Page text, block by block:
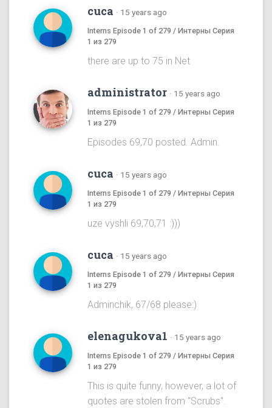
cuca · 15 years ago
Interns Episode 1 of 279 / Интерны Серия
1 из 279
there are up to 75 in Net
administrator · 15 years ago
Interns Episode 1 of 279 / Интерны Серия
1 из 279
Episodes 69,70 posted. Admin.
cuca · 15 years ago
Interns Episode 1 of 279 / Интерны Серия
1 из 279
uze vyshli 69,70,71 :)))
cuca · 15 years ago
Interns Episode 1 of 279 / Интерны Серия
1 из 279
Adminchik, 67/68 please:)
elenagukova1 · 15 years ago
Interns Episode 1 of 279 / Интерны Серия
1 из 279
This is quite funny, however, a lot of
quotes are stolen from "Scrubs".